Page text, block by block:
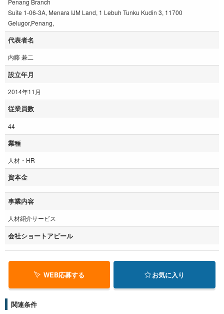
Suite 1-06-3A, Menara IJM Land, 1 Lebuh Tunku Kudin 3, 11700
Gelugor,Penang,
代表者名
内藤 兼二
設立年月
2014年11月
従業員数
44
業種
人材・HR
資本金
事業内容
人材紹介サービス
会社ショートアピール
WEB応募する お気に入り
関連条件